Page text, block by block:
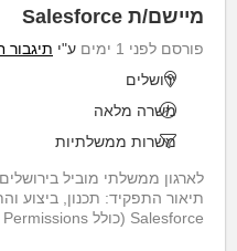
מיישם/ת Salesforce
פורסם לפני 1 ימים ע"י
ירושלים
משרה מלאה
משרות ממשלתיות
תיאור התפקיד: תכנון, ביצוע
Salesforce (כולל Flow, Validation Rules, Permissions, ...